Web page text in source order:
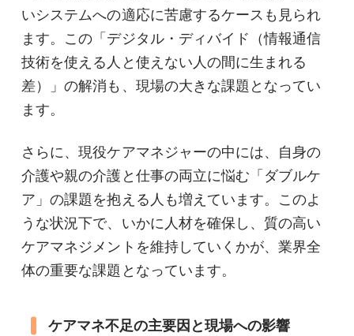
いシステムへの適応に苦慮するケースも見られ
ます。この「デジタル・ディバイド（情報通信
技術を使える人と使えない人の間に生まれる
差）」の解消も、現場の大きな課題となってい
ます。
さらに、現役ケアマネジャーの中には、自身の
介護や親の介護と仕事の両立に悩む「ダブルケ
ア」の課題を抱える人も増えています。このよ
うな状況下で、いかに人材を確保し、質の高い
ケアマネジメントを維持していくかが、業界全
体の重要な課題となっています。
ケアマネ不足の主要因と現場への影響